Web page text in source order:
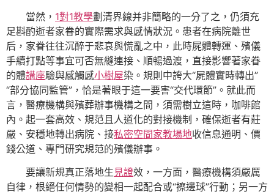
當然， 1對1教學劃清界線并非簡略的一分了之，仍須充
足斟酌逝者家眷的實際需求與感情狀況。患者在病院離世
后，家眷往往沉醉于悲哀與慌亂之中，此時屍體轉運、殯儀
手續打點等事宜可否無縫連接、順暢過渡，直接影響著家眷
的體講座驗與感觸感小樹屋染。規則中誇大“屍體實時轉出”
“部分協同監管”，恰是著眼于這一要害“交代環節”。就此而
言，醫療機構與殯葬辦事機構之間，須需樹立這時，咖啡館
內。起一套高效、規范且人道化的對接機制，確保逝者有莊
嚴、安穩地轉出病院、接私密空間家教場地收信息通明、價
錢公道、專門研究規范的殯儀辦事。
要讓新規真正落地生 見證效，一方面，醫療機構須嚴厲
自律，根絕任何情勢的變相一起配合或“擦邊球”行動；另一方